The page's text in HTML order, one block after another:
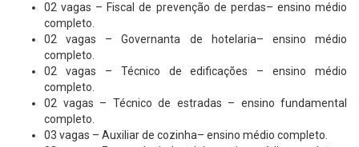
02 vagas – Fiscal de prevenção de perdas– ensino médio
completo.
02 vagas – Governanta de hotelaria– ensino médio
completo.
02 vagas – Técnico de edificações – ensino médio
completo.
02 vagas – Técnico de estradas – ensino fundamental
completo.
03 vagas – Auxiliar de cozinha– ensino médio completo.